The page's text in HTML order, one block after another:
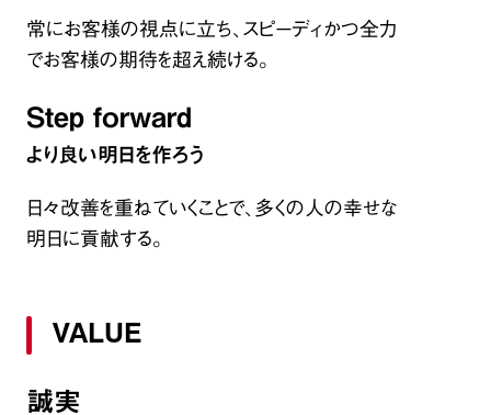
常にお客様の視点に立ち、スピーディかつ全力
でお客様の期待を超え続ける。
Step forward
より良い明日を作ろう
日々改善を重ねていくことで、多くの人の幸せな
明日に貢献する。
VALUE
誠実